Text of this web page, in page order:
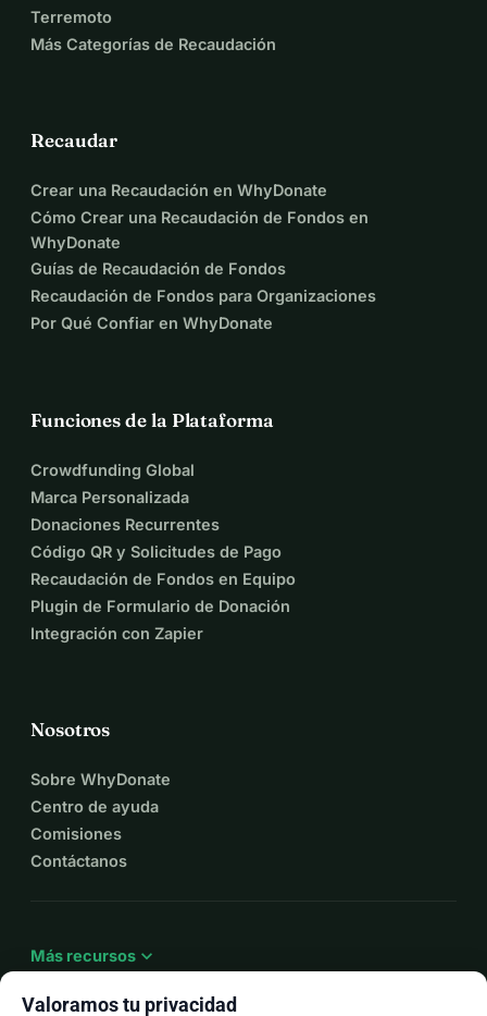
Terremoto
Más Categorías de Recaudación
Recaudar
Crear una Recaudación en WhyDonate
Cómo Crear una Recaudación de Fondos en
WhyDonate
Guías de Recaudación de Fondos
Recaudación de Fondos para Organizaciones
Por Qué Confiar en WhyDonate
Funciones de la Plataforma
Crowdfunding Global
Marca Personalizada
Donaciones Recurrentes
Código QR y Solicitudes de Pago
Recaudación de Fondos en Equipo
Plugin de Formulario de Donación
Integración con Zapier
Nosotros
Sobre WhyDonate
Centro de ayuda
Comisiones
Contáctanos
Más recursos expand_more
Valoramos tu privacidad